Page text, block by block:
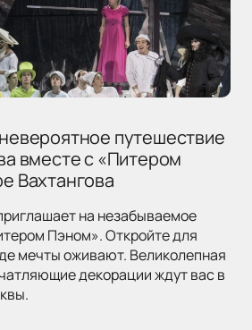
путешествие
вместе с «Питером
Вахтангова
на незабываемое
Пэном». Откройте для
мечты оживают. Великолепная
декорации ждут вас в